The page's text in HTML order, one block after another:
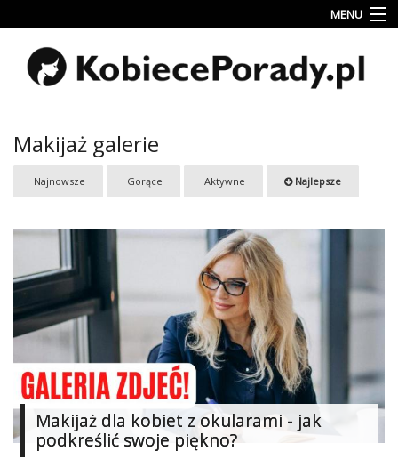
MENU
Uroda
Miłość
Rodzina
Dziecko
Przepisy
kulinarne
Kobiece
Wyznania
Fitness
Ślub
Makijaż galerie
Najnowsze Gorące Aktywne Najlepsze
Makijaż dla kobiet z okularami - jak
podkreślić swoje piękno?